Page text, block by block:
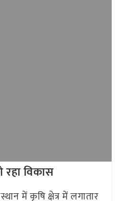
रहा विकास
में कृषि क्षेत्र में लगातार